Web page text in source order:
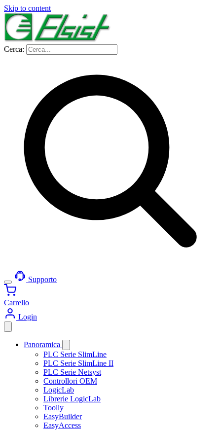
Skip to content
Cerca:
Supporto
Carrello
Login
Panoramica
PLC Serie SlimLine
PLC Serie SlimLine II
PLC Serie Netsyst
Controllori OEM
LogicLab
Librerie LogicLab
Toolly
EasyBuilder
EasyAccess